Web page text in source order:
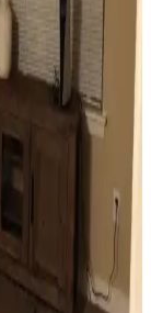
pencere
önemlidir.
estetik ve
Çubuğu
perde ve perde
atmosferini
sıcaklık ve uyum